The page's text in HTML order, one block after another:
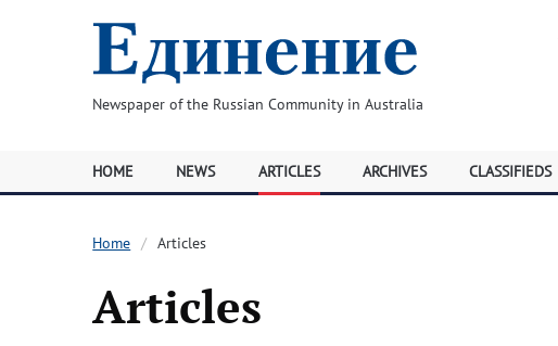
Newspaper of the Russian Community in Australia
HOME
NEWS ARTICLES ARCHIVES CLASSIFIEDS
Home Articles
Articles